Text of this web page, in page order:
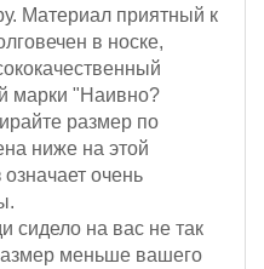
Материал приятный к
в носке,
марки "Наивно?
размер по
ниже на этой
очень
сидело на вас не так
меньше вашего